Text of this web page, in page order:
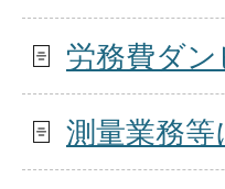
2026年07月
7月15日
労務費ダ
測量業務